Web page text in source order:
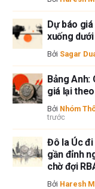
bài, tác giả không nắm
cập trong bài viết này
nào được đề cập. Tác
này, ngoài từ FXStreet.
FXStreet và tác giả
giả không cam đoan
tin này. FXStreet và tác
thiếu sót hoặc bất kỳ
thông tin này và việc
lỗi và thiếu sót.
Tác giả và FXStreet
có nội dung nào trong
Dự báo
xuống
Bởi Sagar
Bảng Anh:
giá lại
Bởi Nhóm
trước
Đô la Úc đi
gần đỉnh
chờ đợi
Bởi Haresh